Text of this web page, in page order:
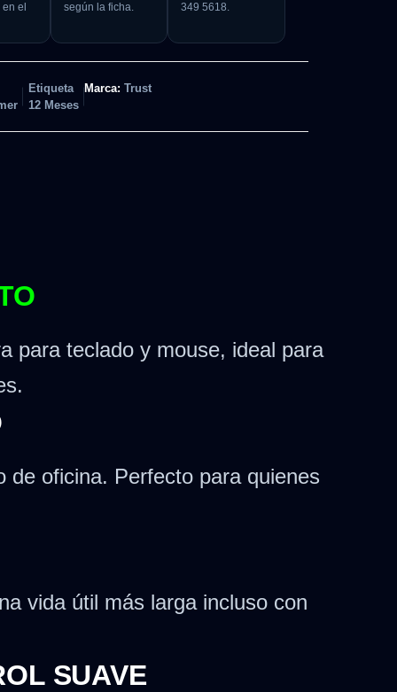
el
según la ficha.
349 5618.
Etiqueta
12 Meses
Marca: Trust
para teclado y mouse, ideal para
oficina. Perfecto para quienes
vida útil más larga incluso con
SUAVE